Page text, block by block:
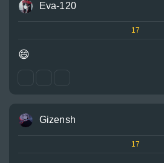
Gizensh
17
Eva-120
17
😄